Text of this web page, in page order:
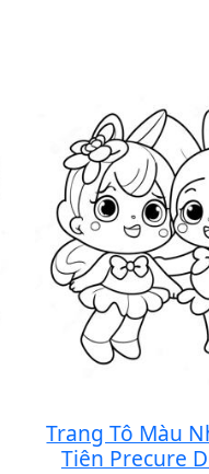
Trang Tô Màu
Tiên Precure